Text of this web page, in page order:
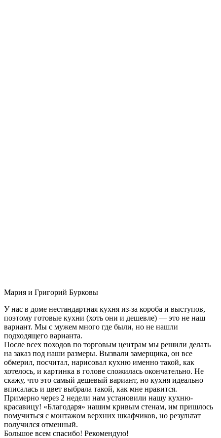
Мария и Григорий Бурковы
У нас в доме нестандартная кухня из-за короба и выступов,
поэтому готовые кухни (хоть они и дешевле) — это не наш
вариант. Мы с мужем много где были, но не нашли
подходящего варианта.
После всех походов по торговым центрам мы решили делать
на заказ под наши размеры. Вызвали замерщика, он все
обмерил, посчитал, нарисовал кухню именно такой, как
хотелось, и картинка в голове сложилась окончательно. Не
скажу, что это самый дешевый вариант, но кухня идеально
вписалась и цвет выбрала такой, как мне нравится.
Примерно через 2 недели нам установили нашу кухню-
красавицу! «Благодаря» нашим кривым стенам, им пришлось
помучиться с монтажом верхних шкафчиков, но результат
получился отменный.
Большое всем спасибо! Рекомендую!